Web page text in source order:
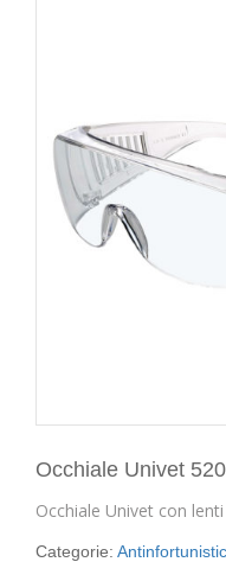
Occhiale Univet
Occhiale Univet con
Categorie: